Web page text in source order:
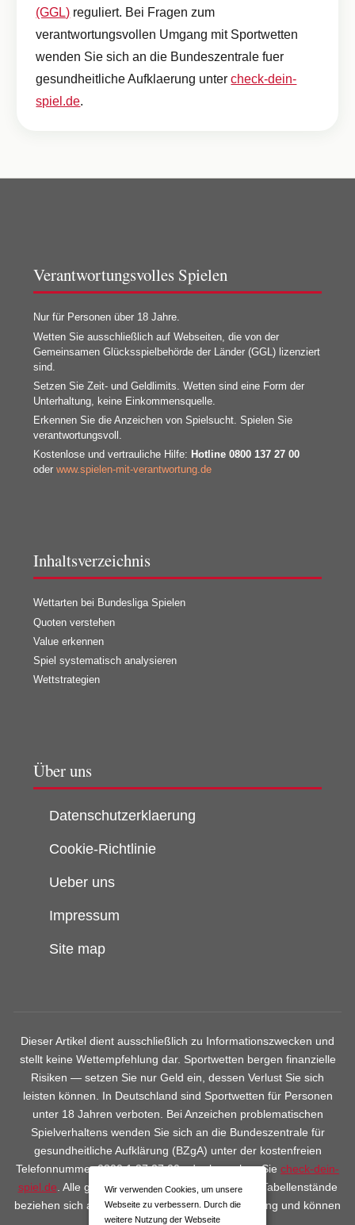
(GGL) reguliert. Bei Fragen zum
verantwortungsvollen Umgang mit Sportwetten
wenden Sie sich an die Bundeszentrale fuer
gesundheitliche Aufklaerung untercheck-dein-
spiel.de.
Verantwortungsvolles Spielen
Nur für Personen über 18 Jahre.
Wetten Sie ausschließlich auf Webseiten, die von der
Gemeinsamen Glücksspielbehörde der Länder (GGL) lizenziert
sind.
Setzen Sie Zeit- und Geldlimits. Wetten sind eine Form der
Unterhaltung, keine Einkommensquelle.
Erkennen Sie die Anzeichen von Spielsucht. Spielen Sie
verantwortungsvoll.
Kostenlose und vertrauliche Hilfe: Hotline 0800 137 27 00
oder www.spielen-mit-verantwortung.de
Inhaltsverzeichnis
Wettarten bei Bundesliga Spielen
Quoten verstehen
Value erkennen
Spiel systematisch analysieren
Wettstrategien
Über uns
Datenschutzerklaerung
Cookie-Richtlinie
Ueber uns
Impressum
Site map
Dieser Artikel dient ausschließlich zu Informationszwecken und
stellt keine Wettempfehlung dar. Sportwetten bergen finanzielle
Risiken — setzen Sie nur Geld ein, dessen Verlust Sie sich
leisten können. In Deutschland sind Sportwetten für Personen
unter 18 Jahren verboten. Bei Anzeichen problematischen
Spielverhaltens wenden Sie sich an die Bundeszentrale für
gesundheitliche Aufklärung (BZgA) unter der kostenfreien
Telefonnummer 0800 1 37 27 00 oder besuchen Sie check-dein-
spiel.de. Alle genannten Quoten, Statistiken und Tabellenstände
beziehen sich auf den Zeitpunkt der Veröffentlichung und können
Wir verwenden Cookies, um unsere
Webseite zu verbessern. Durch die
weitere Nutzung der Webseite